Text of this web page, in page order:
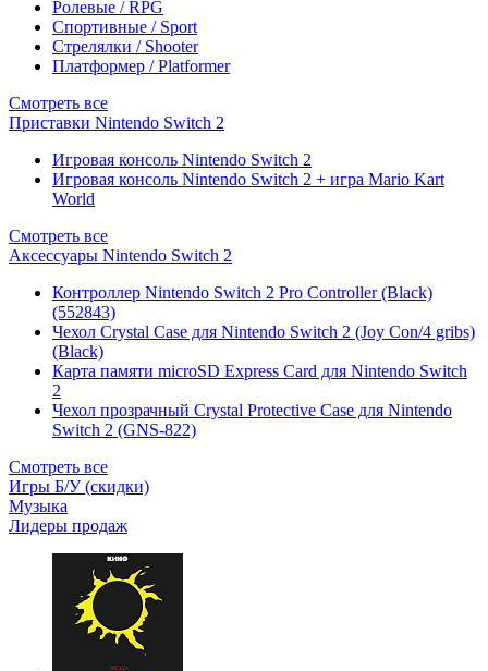
Ролевые / RPG
Спортивные / Sport
Стрелялки / Shooter
Платформер / Platformer
Смотреть все
Приставки Nintendo Switch 2
Игровая консоль Nintendo Switch 2
Игровая консоль Nintendo Switch 2 + игра Mario Kart
World
Смотреть все
Аксессуары Nintendo Switch 2
Контроллер Nintendo Switch 2 Pro Controller (Black)
(552843)
Чехол Сrystal Сase для Nintendo Switch 2 (Joy Con/4 gribs)
(Black)
Карта памяти microSD Express Card для Nintendo Switch
2
Чехол прозрачный Crystal Protective Case для Nintendo
Switch 2 (GNS-822)
Смотреть все
Игры Б/У (скидки)
Музыка
Лидеры продаж